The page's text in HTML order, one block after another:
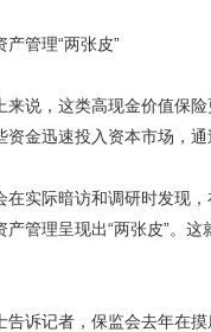
管理“两张皮”
，这类高现金价值保险
资金迅速投入资本市场，
际暗访和调研时发现，
产管理呈现出“两张皮”。
记者，保监会去年在摸